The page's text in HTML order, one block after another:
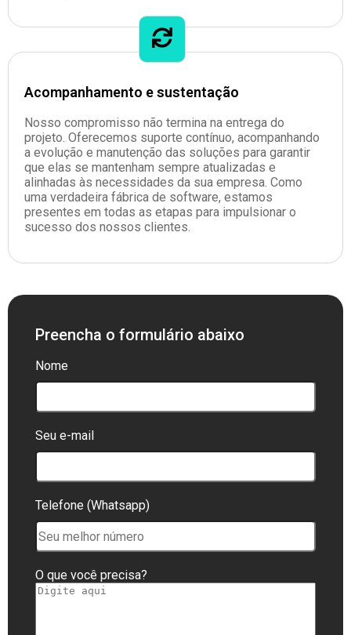
Acompanhamento e sustentação
Nosso compromisso não termina na entrega do
projeto. Oferecemos suporte contínuo, acompanhando
a evolução e manutenção das soluções para garantir
que elas se mantenham sempre atualizadas e
alinhadas às necessidades da sua empresa. Como
uma verdadeira fábrica de software, estamos
presentes em todas as etapas para impulsionar o
sucesso dos nossos clientes.
Preencha o formulário abaixo
Nome
Seu e-mail
Telefone (Whatsapp)
O que você precisa?